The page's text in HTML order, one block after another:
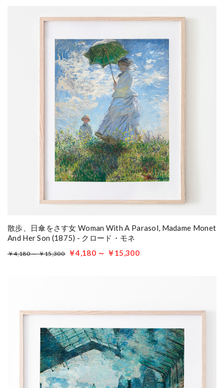
散歩、日傘をさす女 Woman With A Parasol, Madame Monet
And Her Son (1875) - クロード・モネ
￥4,180 ～ ￥15,300 ￥4,180 ～ ￥15,300